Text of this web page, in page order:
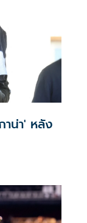
าน่า' หลัง